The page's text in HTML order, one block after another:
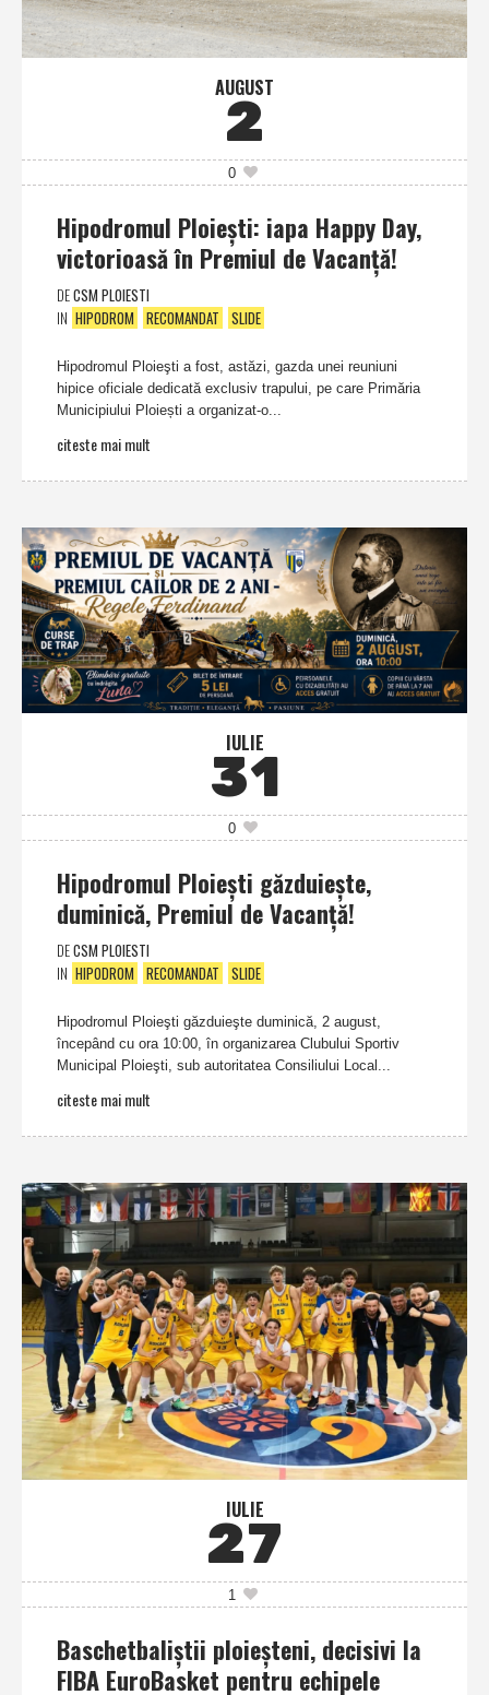
AUGUST
2
0
Hipodromul Ploieşti: iapa Happy Day,
victorioasă în Premiul de Vacanţă!
DECSM PLOIESTI
IN HIPODROM RECOMANDAT SLIDE
Hipodromul Ploieşti a fost, astăzi, gazda unei reuniuni
hipice oficiale dedicată exclusiv trapului, pe care Primăria
Municipiului Ploiești a organizat-o...
citeste mai mult
IULIE
31
0
Hipodromul Ploieşti găzduieşte,
duminică, Premiul de Vacanţă!
DECSM PLOIESTI
IN HIPODROM RECOMANDAT SLIDE
Hipodromul Ploieşti găzduieşte duminică, 2 august,
începând cu ora 10:00, în organizarea Clubului Sportiv
Municipal Ploieşti, sub autoritatea Consiliului Local...
citeste mai mult
IULIE
27
1
Baschetbaliştii ploieşteni, decisivi la
FIBA EuroBasket pentru echipele